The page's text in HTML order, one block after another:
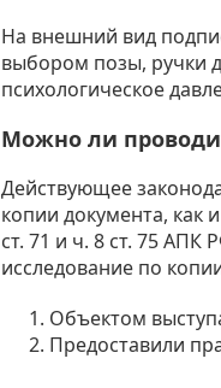
На внешний вид
выбором позы, ручки
психологическое
Можно ли
Действующее
копии документа, как
ст. 71 и ч. 8 ст. 75
исследование по
Объектом
Предоставили